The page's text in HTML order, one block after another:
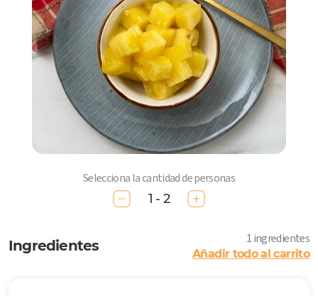
Selecciona la cantidad de personas
1 - 2
Ingredientes 1 ingredientes
Añadir todo al carrito